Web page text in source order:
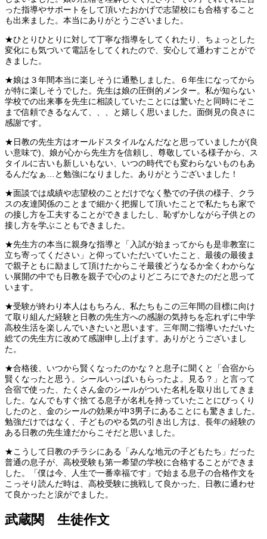
った指導やサポートをして頂いたおかげで志望校にも合格すること
も出来ました。本当にありがとうございました。
★ひとりひとりに対して丁寧な指導をしてくれたり、ちょっとした
変化にも気づいて電話をしてくれたので、安心して通わすことがで
きました。
★娘は３年間本当に楽しそうに通塾しました。６年生になってから
が特に楽しそうでした。先生は娘の圧倒的メンター。私が知らない
学校での出来事を先生に相談していたことには驚いたと同時にそこ
まで信頼できるなんて、、、と嬉しく思いました。面倒見の良さに
感謝です。
★日教の先生方はオールドスタイルなんだなと思っていましたが(良
い意味で) 、娘が心から先生方を信頼し、尊敬している様子から、ス
タイルに古いも新しいもない、いつの時代でも変わらないものもあ
るんだなぁ
と勉強になりました。ありがとうございました！
★面談では成績や志望校のことだけでなく塾での子供の様子、クラ
スの友達関係のことまで細かく把握して頂いたことで私たちも家で
の接し方を工夫することができましたし、恥ずかしながら子供との
接し方を学ぶこともできました。
★先生方の本当に親身な指導と「入試が始まってからも是非教室に
立ち寄ってください」と仰っていただいていたこと、最後の最後ま
で親子ともに励まして頂けたからこそ最後どうなるか全くわからな
い展開の中でも日教を親子で心のよりどころにできたのだと思って
います。
★受験が終わり本人はもちろん、私たちもこの三年間の目標に向け
て取り組んだ経験と日教の先生方への感謝の気持ちを忘れずに中学
高校生活を楽しんでいきたいと思います。三年間ご指導いただいた
総ての先生方に改めて感謝申し上げます。ありがとうございまし
た。
★合格後、いつから賢くなったのかな？と息子に聞くと「合宿から
賢くなったと思う。シールいっぱいもらったよ。見る？」と言って
合宿で使った、たくさん金のシールがついた名札を取り出してきま
した。なんでもすぐ捨てる息子が名札を持っていたことにびっくり
したのと、金のシールの効果が中3男子にあることにも驚きました。
勉強だけではなく、子どものやる気の引き出し方は、長年の経験の
ある日教の先生達だからこそだと思いました。
★こうして日教のチラシにある「みんな地元の子どもたち」だった
普通の息子が、高校受験も第一希望の学校に合格することができま
した。「僕は今、人生で一番幸福です」で始まる息子の合格作文を
こっそり読んだ時は、高校受験に挑戦して良かった、日教に通わせ
て良かったと涙がでました。
武蔵関 生徒作文